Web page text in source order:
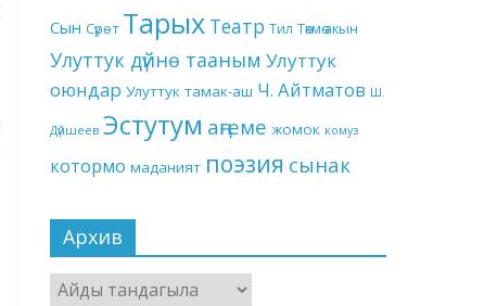
Сын Сүрөт Тарых Театр Тил Төкмө акын
Улуттук дүйнө тааным Улуттук
оюндар Улуттук тамак-аш Ч. Айтматов Ш.
Дүйшеев Эстутум аңгеме жомок комуз
котормо маданият поэзия сынак
Архив
Архив